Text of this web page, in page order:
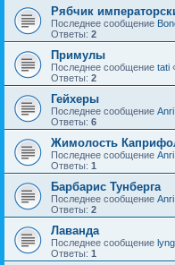
Рябчик
Последнее сообщение
Ответы: 2
Примулы
Последнее сообщение tati
Ответы: 2
Гейхеры
Последнее сообщение Anri
Ответы: 6
Жимолость
Последнее сообщение Anri
Ответы: 1
Барбарис Тунберга
Последнее сообщение Anri
Ответы: 2
Лаванда
Последнее сообщение
Ответы: 1